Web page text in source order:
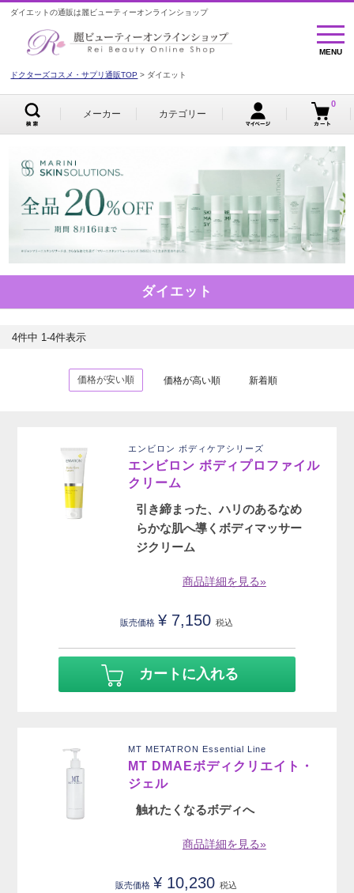
ダイエットの通販は麗ビューティーオンラインショップ
MENU
MENU
ドクターズコスメ・サプリ通販TOP ダイエット
メーカー カテゴリー
0
ダイエット
価格が安い順 価格が高い順 新着順
4件中 1-4件表示
エンビロン ボディケアシリーズ
エンビロン ボディプロファイル
クリーム
引き締まった、ハリのあるなめ
らかな肌へ導くボディマッサー
ジクリーム
商品詳細を見る»
販売価格 ¥ 7,150 税込
カートに入れる
MT METATRON Essential Line
MT DMAEボディクリエイト・
ジェル
触れたくなるボディへ
商品詳細を見る»
販売価格 ¥ 10,230 税込